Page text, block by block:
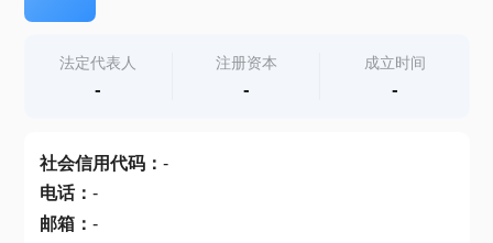
查产地
法定代表人
-
注册资本
-
成立时间
-
社会信用代码： -
电话： -
邮箱： -